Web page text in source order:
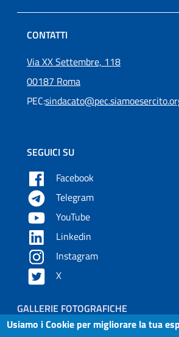
CONTATTI
Via XX Settembre, 118
00187 Roma
PEC:
SEGUICI SU
Facebook
Telegram
YouTube
Linkedin
Instagram
X
Piè di pagina
GALLERIE FOTOGRAFICHE
Usiamo i Cookie per migliorare la tua